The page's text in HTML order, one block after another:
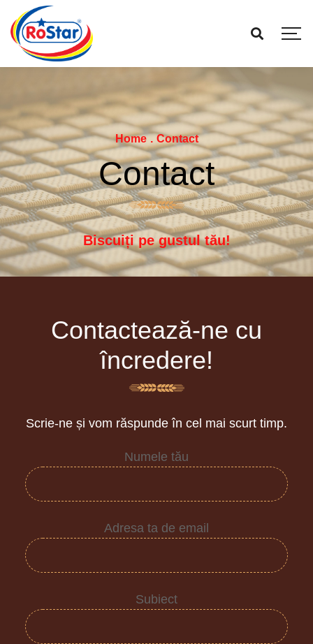
Home . Contact
Contact
Biscuiți pe gustul tău!
Contactează-ne cu
încredere!
Scrie-ne și vom răspunde în cel mai scurt timp.
Numele tău
Adresa ta de email
Subiect